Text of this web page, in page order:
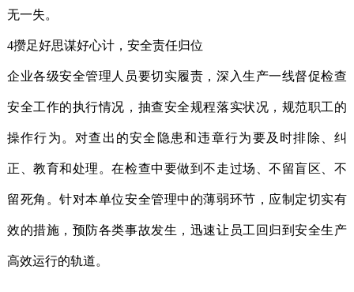
无一失。
4攒足好思谋好心计，安全责任归位
企业各级安全管理人员要切实履责，深入生产一线督促检查
安全工作的执行情况，抽查安全规程落实状况，规范职工的
操作行为。对查出的安全隐患和违章行为要及时排除、纠
正、教育和处理。在检查中要做到不走过场、不留盲区、不
留死角。针对本单位安全管理中的薄弱环节，应制定切实有
效的措施，预防各类事故发生，迅速让员工回归到安全生产
高效运行的轨道。